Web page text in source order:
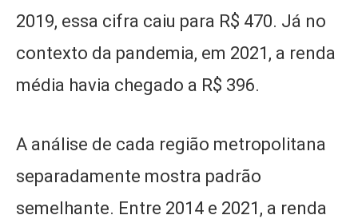
2019, essa cifra caiu para R$ 470. Já no
contexto da pandemia, em 2021, a renda
média havia chegado a R$ 396.
A análise de cada região metropolitana
separadamente mostra padrão
semelhante. Entre 2014 e 2021, a renda